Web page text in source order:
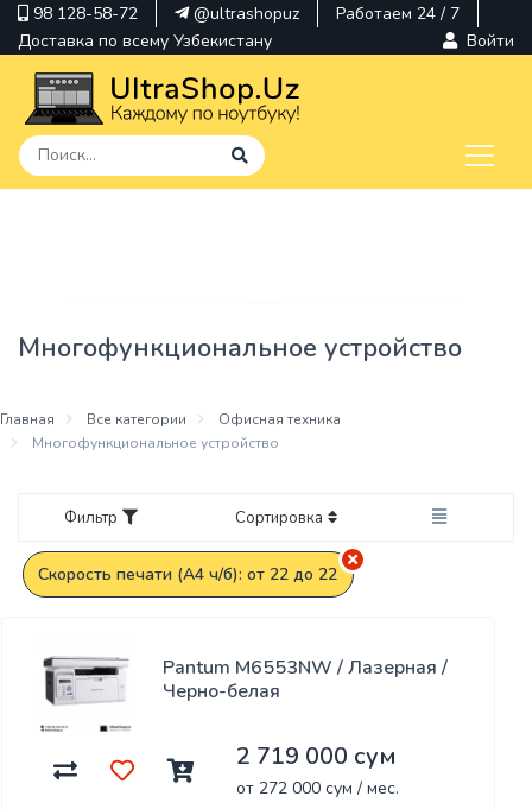
98 128-58-72 @ultrashopuz
Работаем 24 / 7
Доставка по всему Узбекистану
Войти
Hp
Многофункциональное устройство
Главная Все категории
Офисная техника
Многофункциональное устройство
Фильтр Сортировка
Скорость печати (А4 ч/б): от 22 до 22
Pantum M6553NW / Лазерная /
Черно-белая
2 719 000 сум
от 272 000 сум / мес.